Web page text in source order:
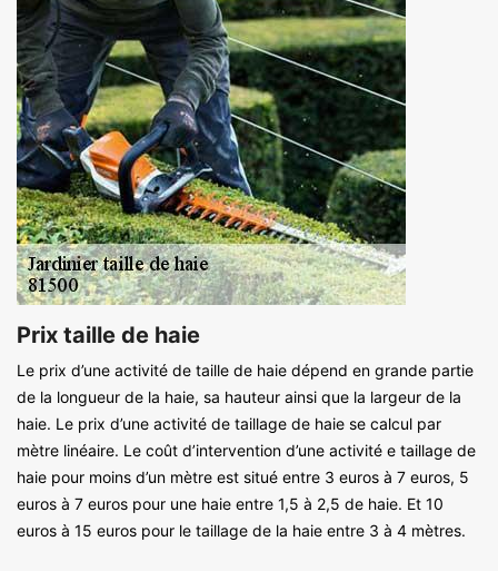
Prix taille de haie
Le prix d’une activité de taille de haie dépend en grande partie
de la longueur de la haie, sa hauteur ainsi que la largeur de la
haie. Le prix d’une activité de taillage de haie se calcul par
mètre linéaire. Le coût d’intervention d’une activité e taillage de
haie pour moins d’un mètre est situé entre 3 euros à 7 euros, 5
euros à 7 euros pour une haie entre 1,5 à 2,5 de haie. Et 10
euros à 15 euros pour le taillage de la haie entre 3 à 4 mètres.